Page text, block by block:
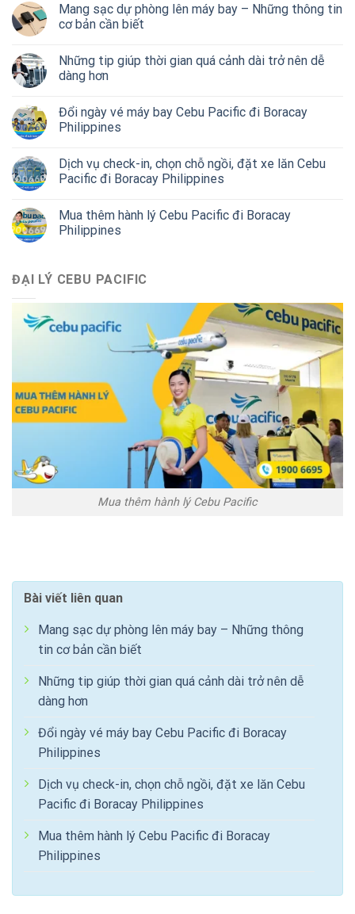
Mang sạc dự phòng lên máy bay – Những thông tin
cơ bản cần biết
Những tip giúp thời gian quá cảnh dài trở nên dễ
dàng hơn
Đổi ngày vé máy bay Cebu Pacific đi Boracay
Philippines
Dịch vụ check-in, chọn chỗ ngồi, đặt xe lăn Cebu
Pacific đi Boracay Philippines
Mua thêm hành lý Cebu Pacific đi Boracay
Philippines
ĐẠI LÝ CEBU PACIFIC
Mua thêm hành lý Cebu Pacific
Bài viết liên quan
Mang sạc dự phòng lên máy bay – Những thông
tin cơ bản cần biết
Những tip giúp thời gian quá cảnh dài trở nên dễ
dàng hơn
Đổi ngày vé máy bay Cebu Pacific đi Boracay
Philippines
Dịch vụ check-in, chọn chỗ ngồi, đặt xe lăn Cebu
Pacific đi Boracay Philippines
Mua thêm hành lý Cebu Pacific đi Boracay
Philippines